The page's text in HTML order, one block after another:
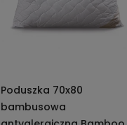
Poduszka 70x80
bambusowa